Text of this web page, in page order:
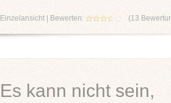
Einzelansicht | Bewerten: (13
Es kann nicht sein,